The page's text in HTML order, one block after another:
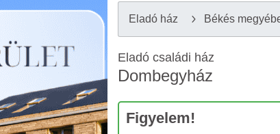
Eladó ház Békés
Eladó családi ház
Dombegyház
Figyelem!